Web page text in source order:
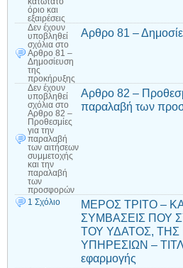
όριο και
εξαιρέσεις
Δεν έχουν
υποβληθεί
σχόλια στο
Αρθρο 81 –
Δημοσίευση
της
προκήρυξης
Αρθρο 81 –
Δεν έχουν
υποβληθεί
σχόλια στο
Αρθρο 82 –
Προθεσμίες
για την
παραλαβή
των αιτήσεων
συμμετοχής
και την
παραλαβή
των
προσφορών
Αρθρο 82 –
παραλαβή των
1 Σχόλιο
ΜΕΡΟΣ ΤΡΙΤΟ –
ΣΥΜΒΑΣΕΙΣ ΠΟΥ
ΤΟΥ ΥΔΑΤΟΣ,
ΥΠΗΡΕΣΙΩΝ –
εφαρμογής